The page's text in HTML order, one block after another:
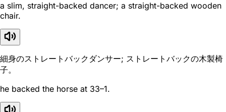
a slim, straight-backed dancer; a straight-backed wooden
chair.
細身のストレートバックダンサー; ストレートバックの木製椅
子。
he backed the horse at 33–1.